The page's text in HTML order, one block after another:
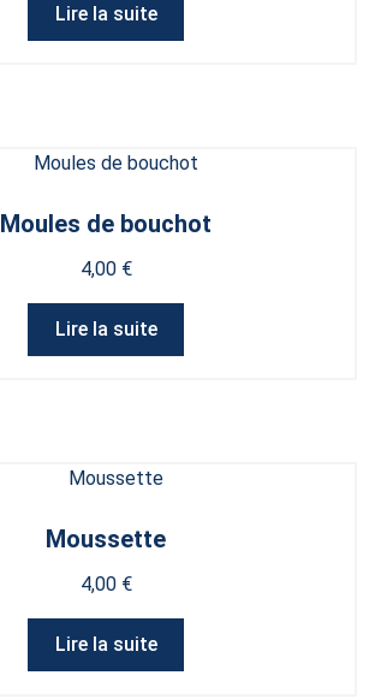
Lire la suite
Moules de bouchot
4,00 €
Lire la suite
Moussette
4,00 €
Lire la suite